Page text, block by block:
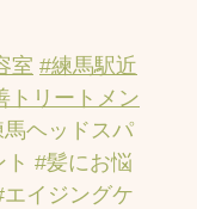
室 #練馬駅近
トリートメン
馬ヘッドスパ
#髪にお悩
エイジングケ